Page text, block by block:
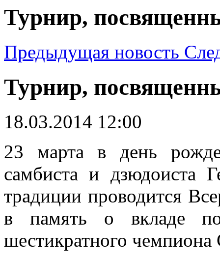
Турнир,
Предыдущая новость
Турнир,
18.03.2014 12:00
23 марта в день
самбиста и дзюдоиста
традиции проводится
в память о вкладе
шестикратного